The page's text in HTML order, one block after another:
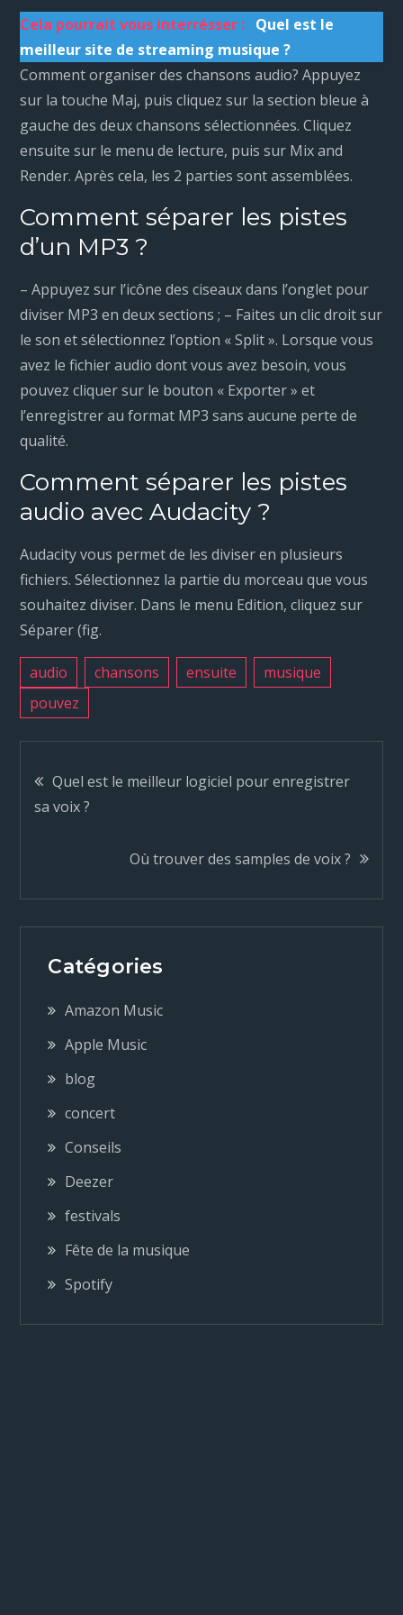
Cela pourrait vous interrésser : Quel est le
meilleur site de streaming musique ?
Comment organiser des chansons audio? Appuyez
sur la touche Maj, puis cliquez sur la section bleue à
gauche des deux chansons sélectionnées. Cliquez
ensuite sur le menu de lecture, puis sur Mix and
Render. Après cela, les 2 parties sont assemblées.
Comment séparer les pistes
d’un MP3 ?
– Appuyez sur l’icône des ciseaux dans l’onglet pour
diviser MP3 en deux sections ; – Faites un clic droit sur
le son et sélectionnez l’option « Split ». Lorsque vous
avez le fichier audio dont vous avez besoin, vous
pouvez cliquer sur le bouton « Exporter » et
l’enregistrer au format MP3 sans aucune perte de
qualité.
Comment séparer les pistes
audio avec Audacity ?
Audacity vous permet de les diviser en plusieurs
fichiers. Sélectionnez la partie du morceau que vous
souhaitez diviser. Dans le menu Edition, cliquez sur
Séparer (fig.
audio chansons ensuite
musique
pouvez
N
a
i
g
a
t
o
n
d
e
Quel est le meilleur logiciel pour enregistrer
sa voix ?
Où trouver des samples de voix ?
Catégories
Amazon Music
Apple Music
blog
concert
Conseils
Deezer
festivals
Fête de la musique
Spotify